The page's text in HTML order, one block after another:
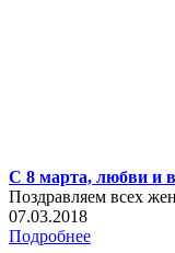
С 8 марта, любви и
Поздравляем всех
07.03.2018
Подробнее